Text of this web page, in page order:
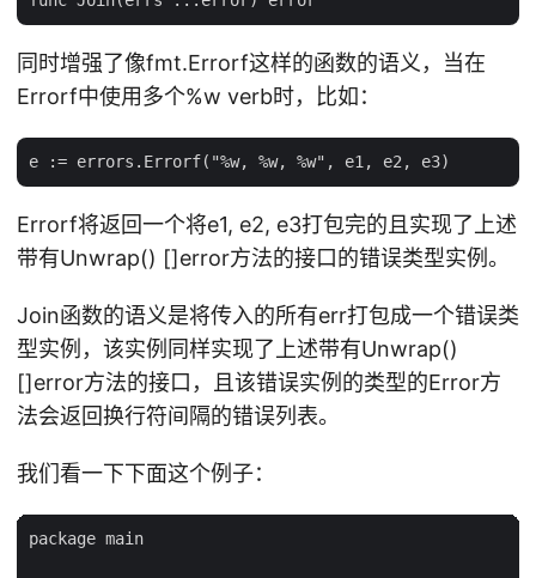
同时增强了像fmt.Errorf这样的函数的语义，当在
Errorf中使用多个%w verb时，比如：
Errorf将返回一个将e1, e2, e3打包完的且实现了上述
带有Unwrap() []error方法的接口的错误类型实例。
Join函数的语义是将传入的所有err打包成一个错误类
型实例，该实例同样实现了上述带有Unwrap()
[]error方法的接口，且该错误实例的类型的Error方
法会返回换行符间隔的错误列表。
我们看一下下面这个例子：
package main